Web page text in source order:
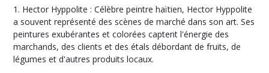
1. Hector Hyppolite : Célèbre peintre haïtien, Hector Hyppolite
a souvent représenté des scènes de marché dans son art. Ses
peintures exubérantes et colorées captent l'énergie des
marchands, des clients et des étals débordant de fruits, de
légumes et d'autres produits locaux.